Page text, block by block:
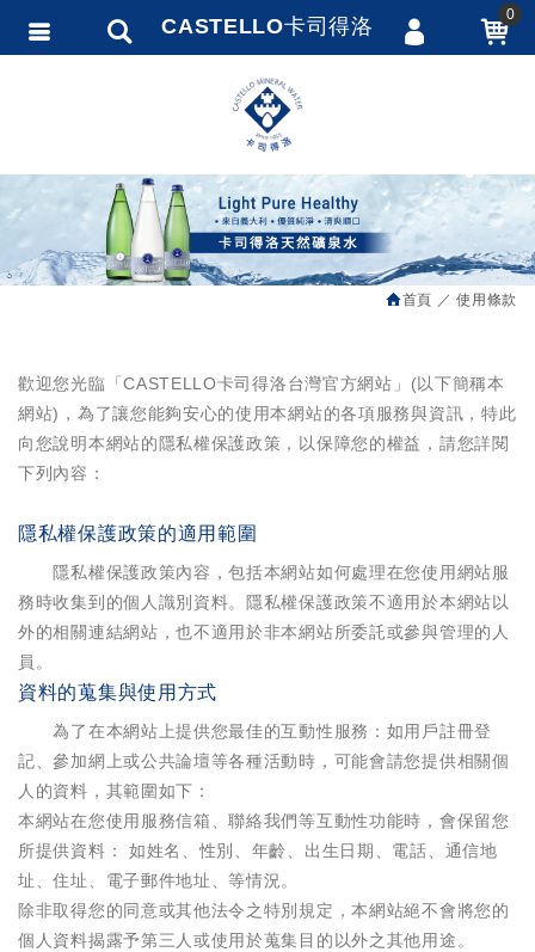
首頁 使用條款
歡迎您光臨「CASTELLO卡司得洛台灣官方網站」(以下簡稱本
網站)，為了讓您能夠安心的使用本網站的各項服務與資訊，特此
向您說明本網站的隱私權保護政策，以保障您的權益，請您詳閱
下列內容：
隱私權保護政策的適用範圍
隱私權保護政策內容，包括本網站如何處理在您使用網站服
務時收集到的個人識別資料。隱私權保護政策不適用於本網站以
外的相關連結網站，也不適用於非本網站所委託或參與管理的人
員。
資料的蒐集與使用方式
為了在本網站上提供您最佳的互動性服務：如用戶註冊登
記、參加網上或公共論壇等各種活動時，可能會請您提供相關個
人的資料，其範圍如下：
本網站在您使用服務信箱、聯絡我們等互動性功能時，會保留您
所提供資料： 如姓名、性別、年齡、出生日期、電話、通信地
址、住址、電子郵件地址、等情況。
除非取得您的同意或其他法令之特別規定，本網站絕不會將您的
個人資料揭露予第三人或使用於蒐集目的以外之其他用途。
CASTELLO卡司得洛 0
會員登入
會員註冊
訂單查詢
追蹤清單
繁體中文